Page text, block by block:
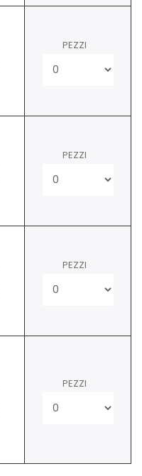
PEZZI
PEZZI
PEZZI
PEZZI